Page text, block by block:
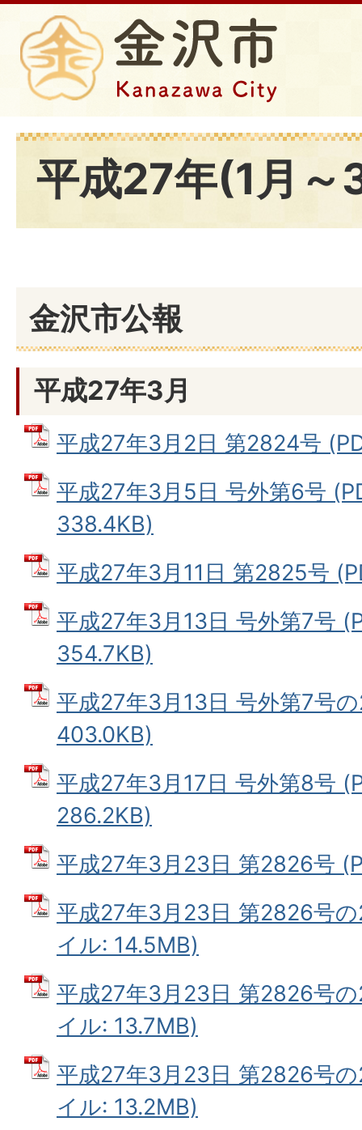
平成27年(1月～
金沢市公報
平成27年3月
平成27年3月2日 第2824号
平成27年3月5日 号外第6号
338.4KB)
平成27年3月11日 第2825号
平成27年3月13日 号外第7号
354.7KB)
平成27年3月13日 号外第7号
403.0KB)
平成27年3月17日 号外第8号
286.2KB)
平成27年3月23日 第2826号
平成27年3月23日 第2826号
イル: 14.5MB)
平成27年3月23日 第2826号
イル: 13.7MB)
平成27年3月23日 第2826号
イル: 13.2MB)